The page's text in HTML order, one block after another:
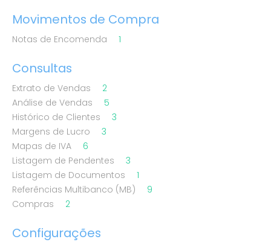
Movimentos de Compra
Notas de Encomenda 1
Consultas
Extrato de Vendas
2
Análise de Vendas
5
Histórico de Clientes
3
Margens de Lucro
3
Mapas de IVA
6
Listagem de Pendentes
3
Listagem de Documentos
1
Referências Multibanco (MB)
9
Compras
2
Configurações